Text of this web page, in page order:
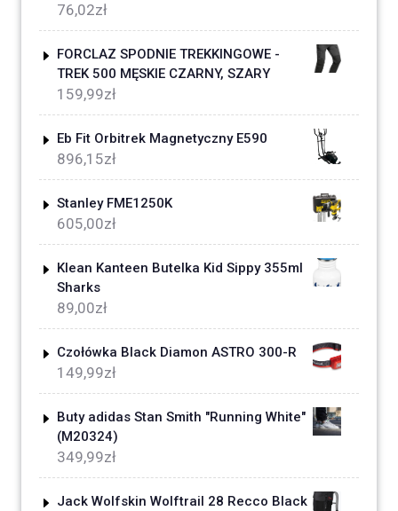
76,02zł
FORCLAZ SPODNIE TREKKINGOWE -
TREK 500 MĘSKIE CZARNY, SZARY
159,99zł
Eb Fit Orbitrek Magnetyczny E590
896,15zł
Stanley FME1250K
605,00zł
Klean Kanteen Butelka Kid Sippy 355ml
Sharks
89,00zł
Czołówka Black Diamon ASTRO 300-R
149,99zł
Buty adidas Stan Smith "Running White"
(M20324)
349,99zł
Jack Wolfskin Wolftrail 28 Recco Black